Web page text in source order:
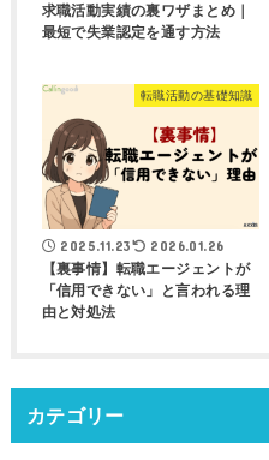
求職活動実績の裏ワザまとめ｜
最短で失業認定を通す方法
転職活動の基礎知識
2025.11.23 2026.01.26
【裏事情】転職エージェントが
「信用できない」と言われる理
由と対処法
カテゴリー